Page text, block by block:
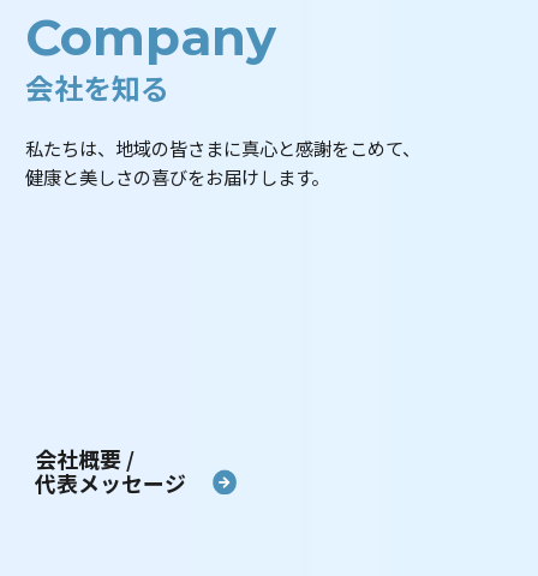
Company
会社を知る
私たちは、地域の皆さまに真心と感謝をこめて、
健康と美しさの喜びをお届けします。
会社概要 /
代表メッセージ